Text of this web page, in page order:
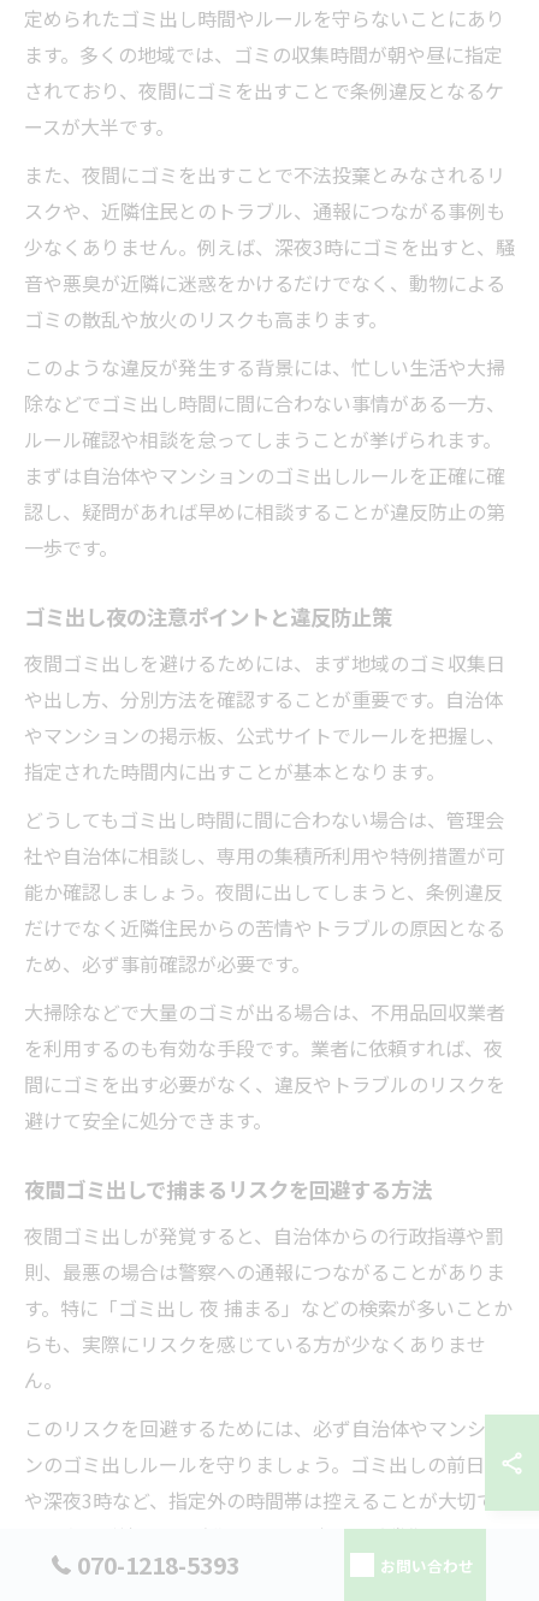
定められたゴミ出し時間やルールを守らないことにあり
ます。多くの地域では、ゴミの収集時間が朝や昼に指定
されており、夜間にゴミを出すことで条例違反となるケ
ースが大半です。
また、夜間にゴミを出すことで不法投棄とみなされるリ
スクや、近隣住民とのトラブル、通報につながる事例も
少なくありません。例えば、深夜3時にゴミを出すと、騒
音や悪臭が近隣に迷惑をかけるだけでなく、動物による
ゴミの散乱や放火のリスクも高まります。
このような違反が発生する背景には、忙しい生活や大掃
除などでゴミ出し時間に間に合わない事情がある一方、
ルール確認や相談を怠ってしまうことが挙げられます。
まずは自治体やマンションのゴミ出しルールを正確に確
認し、疑問があれば早めに相談することが違反防止の第
一歩です。
ゴミ出し夜の注意ポイントと違反防止策
夜間ゴミ出しを避けるためには、まず地域のゴミ収集日
や出し方、分別方法を確認することが重要です。自治体
やマンションの掲示板、公式サイトでルールを把握し、
指定された時間内に出すことが基本となります。
どうしてもゴミ出し時間に間に合わない場合は、管理会
社や自治体に相談し、専用の集積所利用や特例措置が可
能か確認しましょう。夜間に出してしまうと、条例違反
だけでなく近隣住民からの苦情やトラブルの原因となる
ため、必ず事前確認が必要です。
大掃除などで大量のゴミが出る場合は、不用品回収業者
を利用するのも有効な手段です。業者に依頼すれば、夜
間にゴミを出す必要がなく、違反やトラブルのリスクを
避けて安全に処分できます。
夜間ゴミ出しで捕まるリスクを回避する方法
夜間ゴミ出しが発覚すると、自治体からの行政指導や罰
則、最悪の場合は警察への通報につながることがありま
す。特に「ゴミ出し 夜 捕まる」などの検索が多いことか
らも、実際にリスクを感じている方が少なくありませ
ん。
このリスクを回避するためには、必ず自治体やマンショ
ンのゴミ出しルールを守りましょう。ゴミ出しの前日夜
や深夜3時など、指定外の時間帯は控えることが大切で
す。違反が続くと、防犯カメラの映像や近隣住民の証言
で特定されるケースもあり、トラブル回避には細心の注
070-1218-5393 お問い合わせ